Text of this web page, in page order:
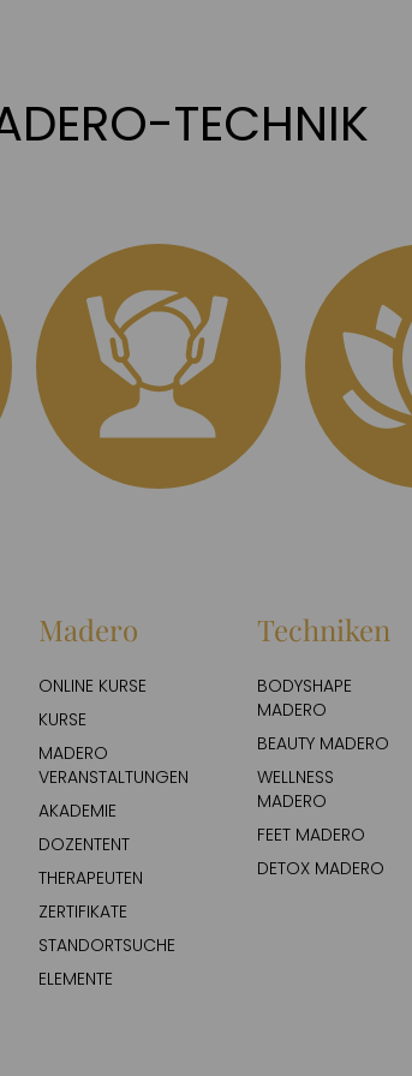
TECHNIK
Madero
ONLINE KURSE
KURSE
MADERO
VERANSTALTUNGEN
AKADEMIE
DOZENTENT
THERAPEUTEN
ZERTIFIKATE
STANDORTSUCHE
ELEMENTE
Techniken
BODYSHAPE
MADERO
BEAUTY MADERO
WELLNESS
MADERO
FEET MADERO
DETOX MADERO